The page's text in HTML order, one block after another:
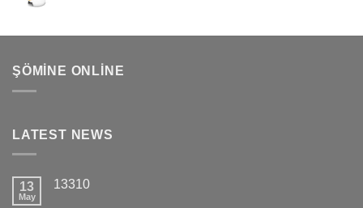
ŞÖMINE ONLINE
LATEST NEWS
13
May
13310